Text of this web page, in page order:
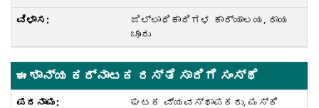
ಜಿಲ್ಲಾಧಿಕಾರಿಗಳ ಕಾರ್ಯಾಲಯ, ರಾಯ
ಚೂರು
ಈಶಾನ್ಯ ಕರ್ನಾಟಕ ರಸ್ತೆ ಸಾರಿಗೆ ಸಂಸ್ಥೆ
ಘಟಕ ವ್ಯವಸ್ಥಾಪಕರು, ಮಸ್ಕಿ